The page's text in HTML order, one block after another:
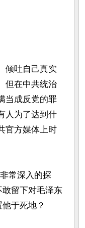
倾吐自己真实
但在中共统治
当成反党的罪
人为了达到什
官方媒体上时
常深入的探
留下对毛泽东
于死地？